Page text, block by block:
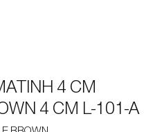
4 CM
4 CM L-101-A